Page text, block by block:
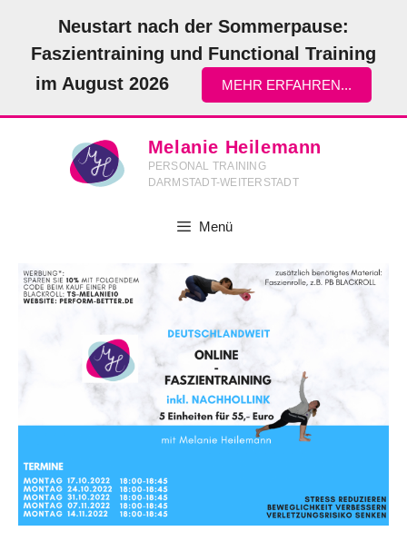
springen
Neustart nach der Sommerpause:
Faszientraining und Functional Training
im August 2026
MEHR ERFAHREN...
Melanie Heilemann
PERSONAL TRAINING
DARMSTADT-WEITERSTADT
Menü